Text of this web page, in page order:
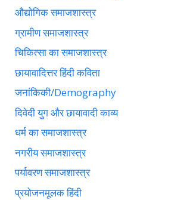
औद्योगिक समाजशास्त्र
ग्रामीण समाजशास्त्र
चिकित्सा का समाजशास्त्र
छायावादित्तर हिंदी कविता
जनांकिकी/Demography
दिवेदी युग और छायावादी काव्य
धर्म का समाजशास्त्र
नगरीय समाजशास्त्र
पर्यावरण समाजशास्त्र
प्रयोजनमूलक हिंदी